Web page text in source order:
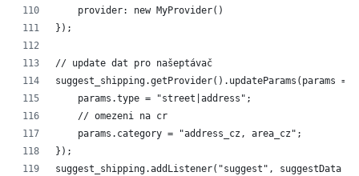
    provider: new MyProvider()
});
// update dat pro našeptávač
suggest_shipping.getProvider().updateParams(params =>
    params.type = "street|address";
    // omezeni na cr
    params.category = "address_cz, area_cz";
});
suggest_shipping.addListener("suggest", suggestData